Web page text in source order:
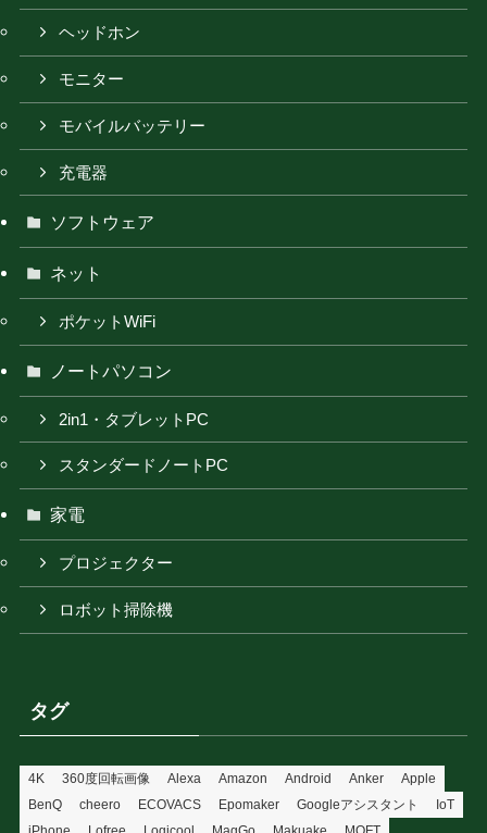
ヘッドホン
モニター
モバイルバッテリー
充電器
ソフトウェア
ネット
ポケットWiFi
ノートパソコン
2in1・タブレットPC
スタンダードノートPC
家電
プロジェクター
ロボット掃除機
タグ
4K 360度回転画像 Alexa Amazon Android Anker
Apple
BenQ
cheero ECOVACS Epomaker Googleアシスタント
IoT